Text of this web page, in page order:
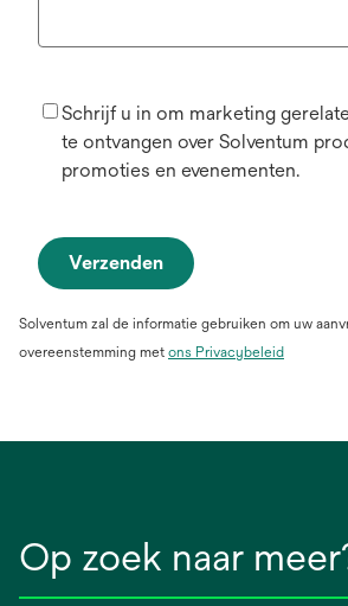
Schrijf u in om marketing
te ontvangen over Solventum
promoties en evenementen.
Verzenden
Solventum zal de informatie gebruiken om uw
overeenstemming met ons Privacybeleid
Op zoek naar